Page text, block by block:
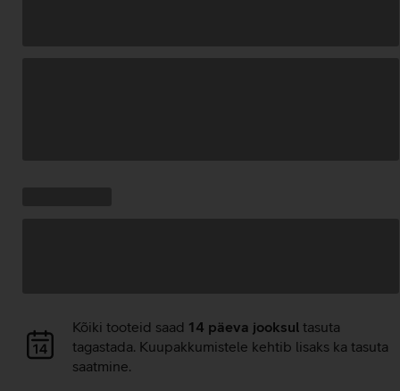
Andmete
laadimine
Kõiki tooteid saad 14 päeva jooksul tasuta
tagastada. Kuupakkumistele kehtib lisaks ka tasuta
saatmine.